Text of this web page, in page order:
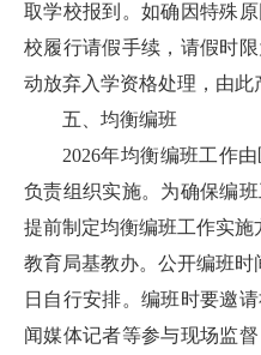
取学校报到。如确因特殊
校履行请假手续，请假时
动放弃入学资格处理，由此
五、均衡编班
2026年均衡编班工作
负责组织实施。为确保编
提前制定均衡编班工作实施
教育局基教办。公开编班时
日自行安排。编班时要邀
闻媒体记者等参与现场监